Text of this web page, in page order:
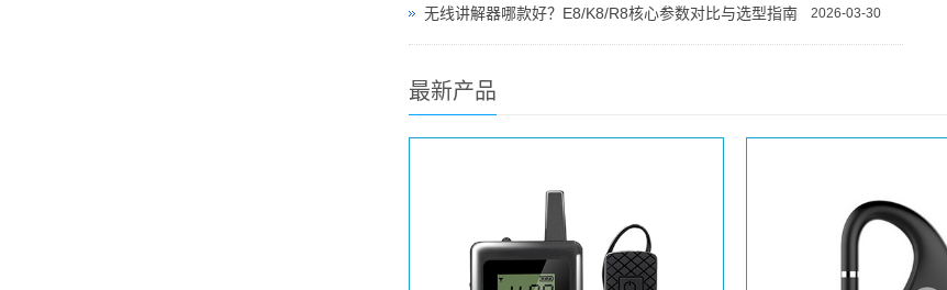
2026-03-30
无线讲解器哪款好？E8/K8/R8核心参数对比与选型指南
最新产品